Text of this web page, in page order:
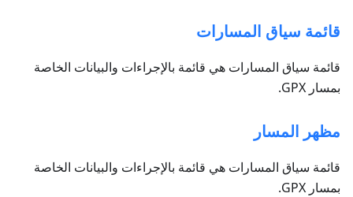
قائمة سياق المسارات
قائمة سياق المسارات هي قائمة بالإجراءات والبيانات الخاصة
بمسار GPX.
مظهر المسار
قائمة سياق المسارات هي قائمة بالإجراءات والبيانات الخاصة
بمسار GPX.